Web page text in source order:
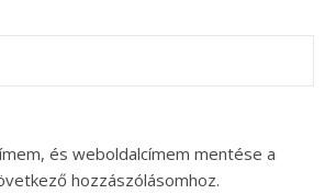
és weboldalcímem mentése a
hozzászólásomhoz.